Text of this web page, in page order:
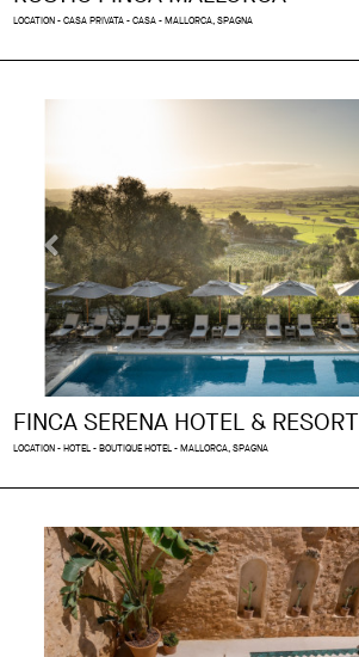
LOCATION - CASA PRIVATA - CASA - MALLORCA, SPAGNA
FINCA SERENA HOTEL & RESORT
LOCATION - HOTEL - BOUTIQUE HOTEL - MALLORCA, SPAGNA